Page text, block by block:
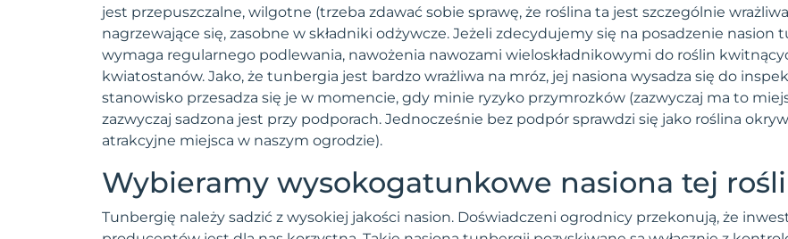
Goździk
Groszek pachnący
Gwiezdny pył
Heliotrop
Jeżówka
Kaktusy
Kapusta ozdobna
Kardiospermum
jest przepuszczalne, wilgotne (trzeba zdawać sobie sprawę, że roślina ta jest szczególnie
nagrzewające się, zasobne w składniki odżywcze. Jeżeli zdecydujemy się na posadzenie
wymaga regularnego podlewania, nawożenia nawozami wieloskładnikowymi do roślin
kwiatostanów. Jako, że tunbergia jest bardzo wrażliwa na mróz, jej nasiona wysadza się do
stanowisko przesadza się je w momencie, gdy minie ryzyko przymrozków (zazwyczaj ma to
zazwyczaj sadzona jest przy podporach. Jednocześnie bez podpór sprawdzi się jako roślina
atrakcyjne miejsca w naszym ogrodzie).
Wybieramy wysokogatunkowe nasiona tej
Tunbergię należy sadzić z wysokiej jakości nasion. Doświadczeni ogrodnicy przekonują, że